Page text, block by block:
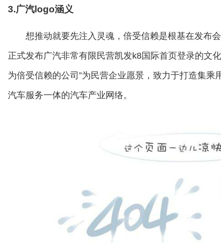
3.广汽logo涵义
想推动就要先注入灵魂，倍受信赖是根基在发布
正式发布广汽非常有限民营凯发k8国际首页登录的文
为倍受信赖的公司”为民营企业愿景，致力于打造集
汽车服务一体的汽车产业网络。